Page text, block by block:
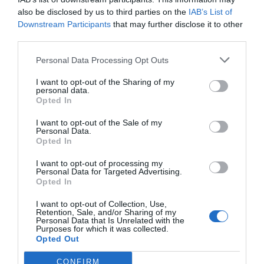
also be disclosed by us to third parties on the IAB’s List of
Downstream Participants that may further disclose it to other
Personal Data Processing Opt Outs
I want to opt-out of the Sharing of my
personal data.
Opted In
I want to opt-out of the Sale of my
Personal Data.
Opted In
I want to opt-out of processing my
Personal Data for Targeted Advertising.
Opted In
I want to opt-out of Collection, Use,
Retention, Sale, and/or Sharing of my
Personal Data that Is Unrelated with the
Purposes for which it was collected.
Opted Out
CONFIRM
la possibilitat de trencar l'acord, que va
qualificar d'"antiamericà", ja que al seu entendre
els Estats Units en surten molt perjudicats. Trump
pressió sobre l'Iran per obrir una renegociació és
molt forta fins i tot en el to que utilitza el
President. Per altra banda,Trump ha manifestat
que es planteja no abandonar els acords de
seu Consell d'Assessors.
Canvis a la Reserva